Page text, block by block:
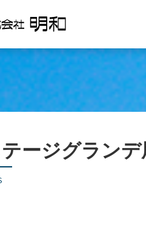
ージグランデ